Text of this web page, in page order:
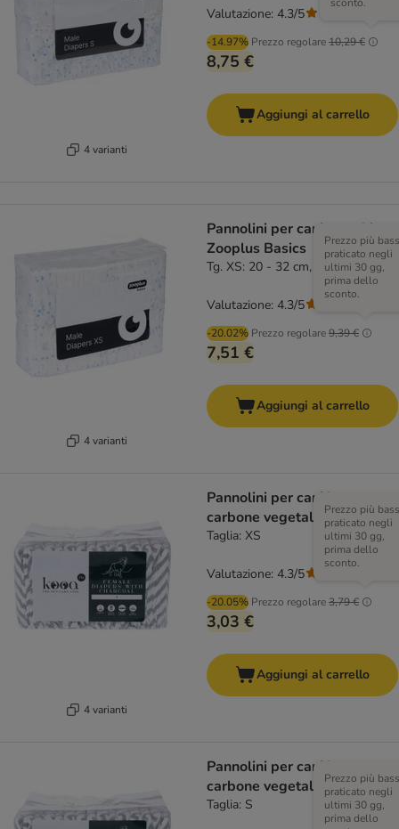
4 varianti
-14.97% Prezzo regolare10,29 €
8,75 €
Valutazione: 4.3/5
Aggiungi al carrello
4 varianti
Pannolini per cani maschi
Zooplus Basics
Tg. XS: 20 - 32 cm, 50 pz
-20.02% Prezzo regolare9,39 €
Prezzo più
praticato negli
ultimi 30 gg,
prima dello
sconto.
7,51 €
Valutazione: 4.3/5
Aggiungi al carrello
4 varianti
Pannolini per cani kooa con
carbone vegetale
Taglia: XS
-20.05% Prezzo regolare3,79 €
Prezzo più
praticato negli
ultimi 30 gg,
prima dello
sconto.
3,03 €
Valutazione: 4.3/5
Aggiungi al carrello
Pannolini per cani kooa con
carbone vegetale
Taglia: S
Prezzo più
praticato negli
ultimi 30 gg,
prima dello